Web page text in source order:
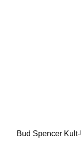
Bud Spencer